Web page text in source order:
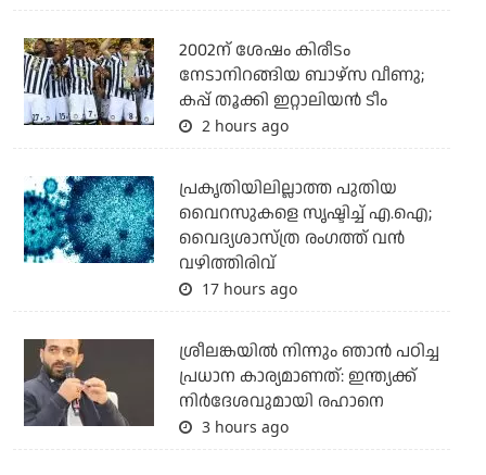
2002ന് ശേഷം കിരീടം
നേടാനിറങ്ങിയ ബാഴ്സ വീണു;
കപ്പ് തൂക്കി ഇറ്റാലിയൻ ടീം
2 hours ago
പ്രകൃതിയിലില്ലാത്ത പുതിയ
വൈറസുകളെ സൃഷ്ടിച്ച് എ.ഐ;
വൈദ്യശാസ്ത്ര രംഗത്ത് വന്‍
വഴിത്തിരിവ്
17 hours ago
ശ്രീലങ്കയില്‍ നിന്നും ഞാന്‍ പഠിച്ച
പ്രധാന കാര്യമാണത്: ഇന്ത്യക്ക്
നിര്‍ദേശവുമായി രഹാനെ
3 hours ago